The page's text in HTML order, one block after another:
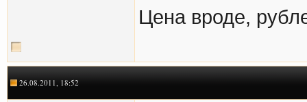
Цена вроде,
26.08.2011, 18:52